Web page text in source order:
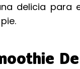
delicia para